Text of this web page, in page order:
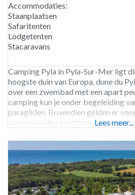
Accommodaties:
Staanplaatsen
Safaritenten
Lodgetenten
Stacaravans
Camping Pyla in Pyla-Sur-Mer ligt
hoogste duin van Europa, dune du
over een zwembad met een apart
camping kun je onder begeleiding
paragliden. Bovendien gelden er
aantrekkelijke kortingen bij deLees meer...